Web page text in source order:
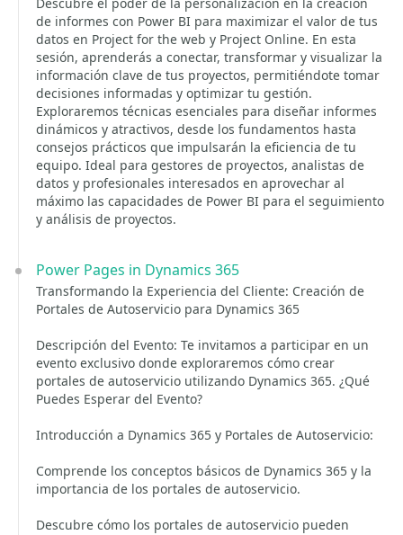
de informes con Power BI para maximizar el valor de tus
datos en Project for the web y Project Online. En esta
sesión, aprenderás a conectar, transformar y visualizar la
información clave de tus proyectos, permitiéndote tomar
decisiones informadas y optimizar tu gestión.
Exploraremos técnicas esenciales para diseñar informes
dinámicos y atractivos, desde los fundamentos hasta
consejos prácticos que impulsarán la eficiencia de tu
equipo. Ideal para gestores de proyectos, analistas de
datos y profesionales interesados en aprovechar al
máximo las capacidades de Power BI para el seguimiento
y análisis de proyectos.
Power Pages in Dynamics 365
Transformando la Experiencia del Cliente: Creación de
Portales de Autoservicio para Dynamics 365
Descripción del Evento: Te invitamos a participar en un
evento exclusivo donde exploraremos cómo crear
portales de autoservicio utilizando Dynamics 365. ¿Qué
Puedes Esperar del Evento?
Introducción a Dynamics 365 y Portales de Autoservicio:
Comprende los conceptos básicos de Dynamics 365 y la
importancia de los portales de autoservicio.
Descubre cómo los portales de autoservicio pueden